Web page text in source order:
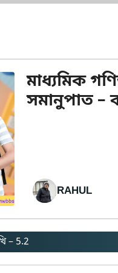
মাধ্যমিক
সমানুপাত –
RAHUL
– 5.2